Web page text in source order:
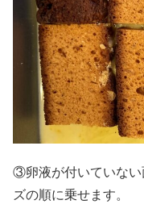
③卵液が付いていない
ズの順に乗せます。